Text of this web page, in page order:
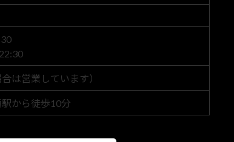
は営業しています）
から徒歩10分